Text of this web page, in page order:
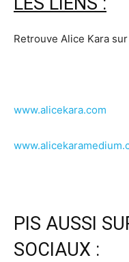
Retrouve Alice Kara
www.alicekara.com
PIS AUSSI
SOCIAUX :